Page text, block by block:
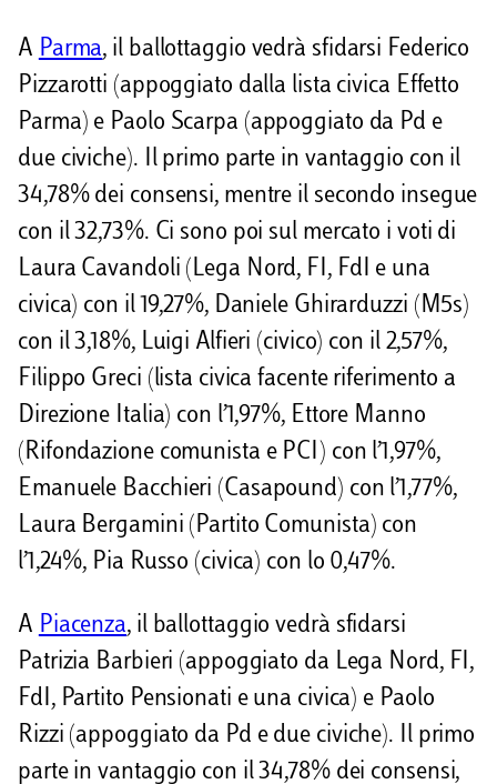
A Parma, il ballottaggio vedrà sfidarsi Federico
Pizzarotti (appoggiato dalla lista civica Effetto
Parma) e Paolo Scarpa (appoggiato da Pd e
due civiche). Il primo parte in vantaggio con il
34,78% dei consensi, mentre il secondo insegue
con il 32,73%. Ci sono poi sul mercato i voti di
Laura Cavandoli (Lega Nord, FI, FdI e una
civica) con il 19,27%, Daniele Ghirarduzzi (M5s)
con il 3,18%, Luigi Alfieri (civico) con il 2,57%,
Filippo Greci (lista civica facente riferimento a
Direzione Italia) con l’1,97%, Ettore Manno
(Rifondazione comunista e PCI) con l’1,97%,
Emanuele Bacchieri (Casapound) con l’1,77%,
Laura Bergamini (Partito Comunista) con
l’1,24%, Pia Russo (civica) con lo 0,47%.
A Piacenza, il ballottaggio vedrà sfidarsi
Patrizia Barbieri (appoggiato da Lega Nord, FI,
FdI, Partito Pensionati e una civica) e Paolo
Rizzi (appoggiato da Pd e due civiche). Il primo
parte in vantaggio con il 34,78% dei consensi,